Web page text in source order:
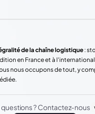
de la chaîne logistique :
en France et à
nous occupons de tout, y
questions ? Contactez-nous